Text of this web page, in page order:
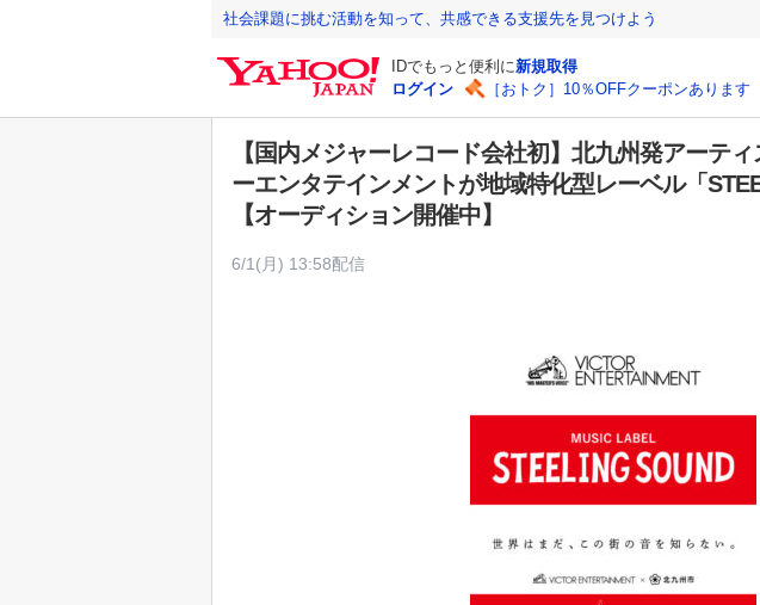
社会課題に挑む活動を知って、共感できる支援先を見つけよう
IDでもっと便利に新規取得
ログイン
［おトク］10％OFFクーポンあります
【国内メジャーレコード会社初】北九州発アーテ
ーエンタテインメントが地域特化型レーベル「
【オーディション開催中】
6/1(月) 13:58配信